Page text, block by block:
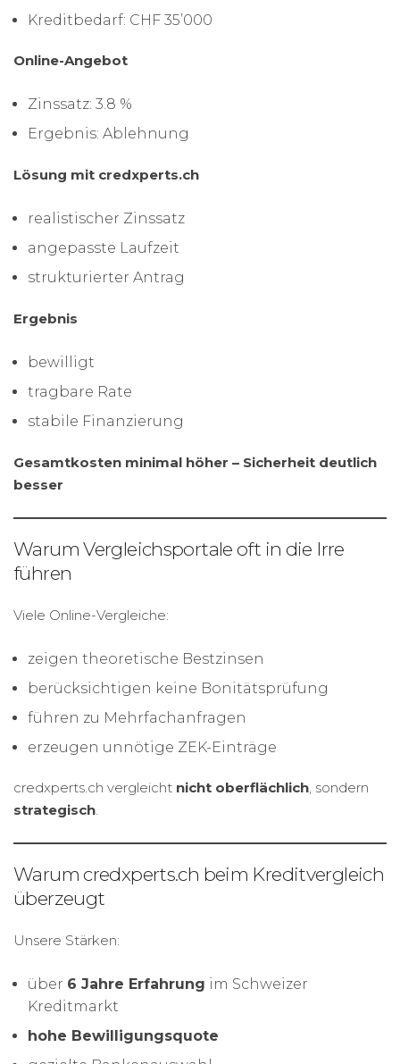
Kreditbedarf: CHF 35’000
Online-Angebot
Zinssatz: 3.8 %
Ergebnis: Ablehnung
Lösung mit credxperts.ch
realistischer Zinssatz
angepasste Laufzeit
strukturierter Antrag
Ergebnis
bewilligt
tragbare Rate
stabile Finanzierung
Gesamtkosten minimal höher – Sicherheit deutlich
besser
Warum Vergleichsportale oft in die Irre
führen
Viele Online-Vergleiche:
zeigen theoretische Bestzinsen
berücksichtigen keine Bonitätsprüfung
führen zu Mehrfachanfragen
erzeugen unnötige ZEK-Einträge
credxperts.ch vergleicht nicht oberflächlich, sondern
strategisch.
Warum credxperts.ch beim Kreditvergleich
überzeugt
Unsere Stärken:
über 6 Jahre Erfahrung im Schweizer
Kreditmarkt
hohe Bewilligungsquote